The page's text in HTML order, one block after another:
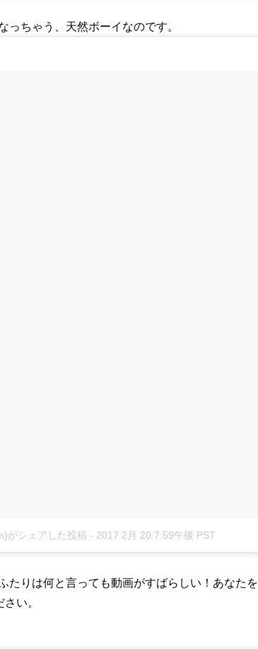
ちゃう、天然ボーイなのです。
がシェアした投稿 - 2017 2月 20 7:59午後 PST
たりは何と言っても動画がすばらしい！あなたを
い。